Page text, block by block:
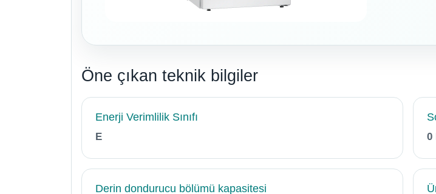
Öne çıkan teknik bilgiler
Enerji Verimlilik Sınıfı
E 0
Derin dondurucu bölümü kapasitesi